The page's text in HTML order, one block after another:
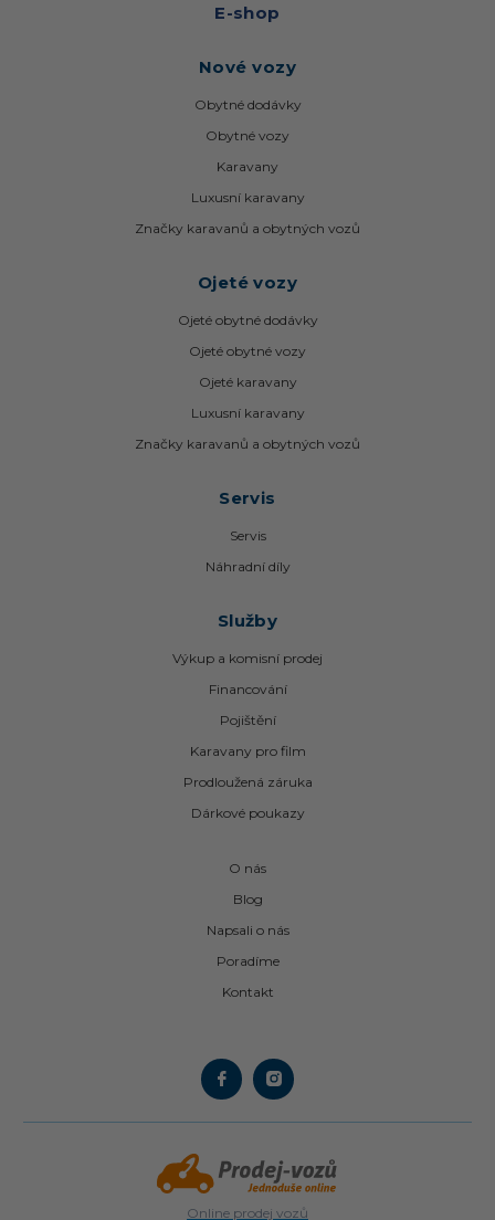
E-shop
Nové vozy
Obytné dodávky
Obytné vozy
Karavany
Luxusní karavany
Značky karavanů a obytných vozů
Ojeté vozy
Ojeté obytné dodávky
Ojeté obytné vozy
Ojeté karavany
Luxusní karavany
Značky karavanů a obytných vozů
Servis
Servis
Náhradní díly
Služby
Výkup a komisní prodej
Financování
Pojištění
Karavany pro film
Prodloužená záruka
Dárkové poukazy
O nás
Blog
Napsali o nás
Poradíme
Kontakt
Online prodej vozů